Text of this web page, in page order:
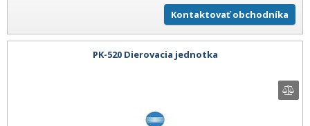
Kontaktovať obchodníka
PK-520 Dierovacia jednotka